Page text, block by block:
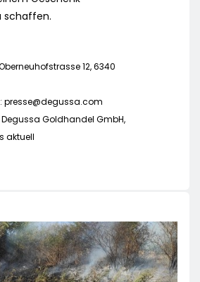
schaffen.
12, 6340
presse@degussa.com
Goldhandel GmbH,
aktuell